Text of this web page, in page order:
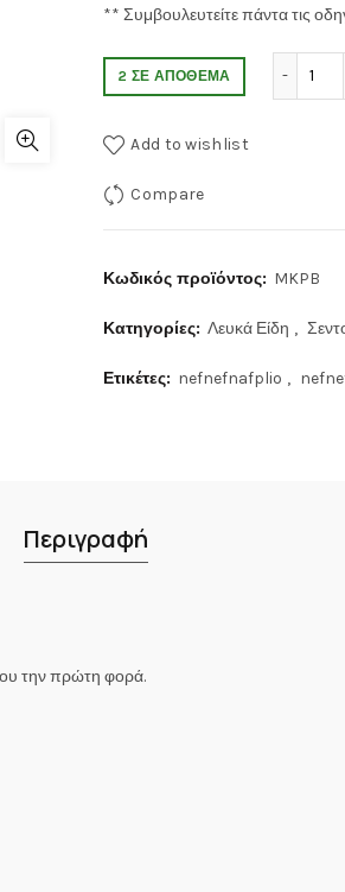
** Συμβουλευτείτε πάντα τις
2 ΣΕ ΑΠΌΘΕΜΑ
Add to wishlist
Compare
Κωδικός προϊόντος: MKPB
Κατηγορίες: Λευκά Είδη ,
Ετικέτες: nefnefnafplio ,
Περιγραφή
την πρώτη φορά.